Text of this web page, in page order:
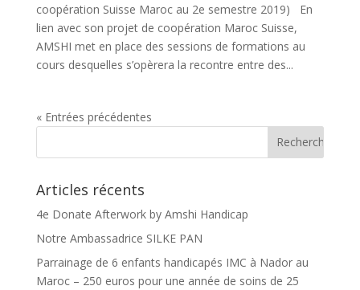
coopération Suisse Maroc au 2e semestre 2019) En
lien avec son projet de coopération Maroc Suisse,
AMSHI met en place des sessions de formations au
cours desquelles s’opèrera la recontre entre des...
« Entrées précédentes
Articles récents
4e Donate Afterwork by Amshi Handicap
Notre Ambassadrice SILKE PAN
Parrainage de 6 enfants handicapés IMC à Nador au
Maroc – 250 euros pour une année de soins de 25